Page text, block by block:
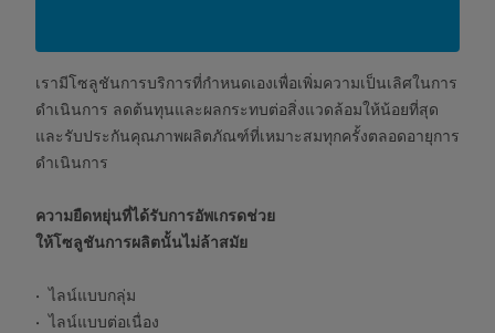
เรามีโซลูชันการบริการที่กำหนดเองเพื่อเพิ่มความเป็นเลิศในการ
ดำเนินการ ลดต้นทุนและผลกระทบต่อสิ่งแวดล้อมให้น้อยที่สุด
และรับประกันคุณภาพผลิตภัณฑ์ที่เหมาะสมทุกครั้งตลอดอายุการ
ดำเนินการ
ความยืดหยุ่นที่ได้รับการอัพเกรดช่วย
ให้โซลูชันการผลิตนั้นไม่ล้าสมัย
ไลน์แบบกลุ่ม
ไลน์แบบต่อเนื่อง